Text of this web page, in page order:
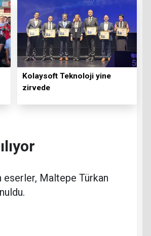
Kolaysoft Teknoloji yine
zirvede
eserler, Maltepe Türkan